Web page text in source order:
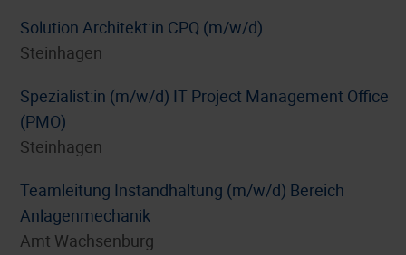
Solution Architekt:in CPQ (m/w/d)
Steinhagen
Spezialist:in (m/w/d) IT Project Management Office
(PMO)
Steinhagen
Teamleitung Instandhaltung (m/w/d) Bereich
Anlagenmechanik
Amt Wachsenburg